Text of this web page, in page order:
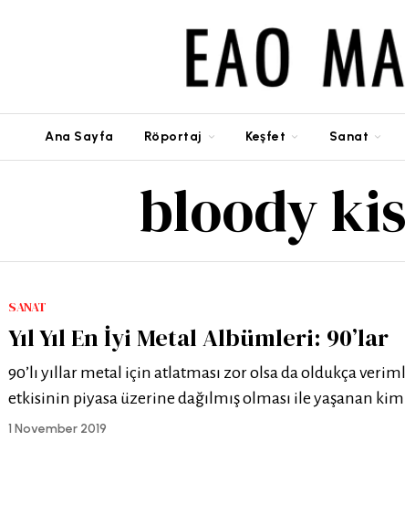
Ana Sayfa Röportaj Keşfet Sanat
bloody
SANAT
Yıl Yıl En İyi Metal Albümleri: 90’lar
90’lı yıllar metal için atlatması zor olsa da oldukça
etkisinin piyasa üzerine dağılmış olması ile yaşanan
1 November 2019